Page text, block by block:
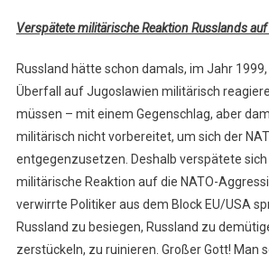
Verspätete militärische Reaktion Russlands
Russland hätte schon damals, im Jahr
Überfall auf Jugoslawien militärisch
müssen – mit einem Gegenschlag, aber
militärisch nicht vorbereitet, um sich der
entgegenzusetzen. Deshalb verspätete sich
militärische Reaktion auf die NATO-
verwirrte Politiker aus dem Block EU/USA
Russland zu besiegen, Russland zu
zerstückeln, zu ruinieren. Großer Gott! Man